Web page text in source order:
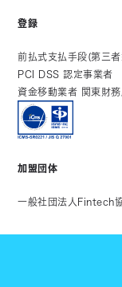
登録
前払式支払手段(第三
PCI DSS 認定事業者
資金移動業者 関東財
加盟団体
一般社団法人Fintech